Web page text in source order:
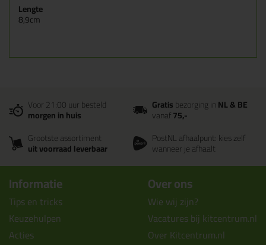
Lengte
8,9cm
Voor 21:00 uur besteld
morgen in huis
Gratisbezorging inNL & BE
vanaf75,-
Grootste assortiment
uit voorraad leverbaar
PostNL afhaalpunt: kies zelf
wanneer je afhaalt
Informatie
Tips en tricks
Keuzehulpen
Acties
Over ons
Wie wij zijn?
Vacatures bij kitcentrum.nl
Over Kitcentrum.nl